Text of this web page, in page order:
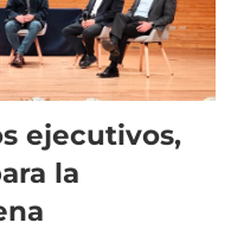
ejecutivos,
la